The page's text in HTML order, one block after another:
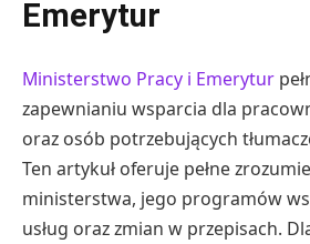
Emerytur
Ministerstwo Pracy i Emerytur
zapewnianiu wsparcia dla
oraz osób potrzebujących
Ten artykuł oferuje pełne
ministerstwa, jego programów
usług oraz zmian w przepisach.